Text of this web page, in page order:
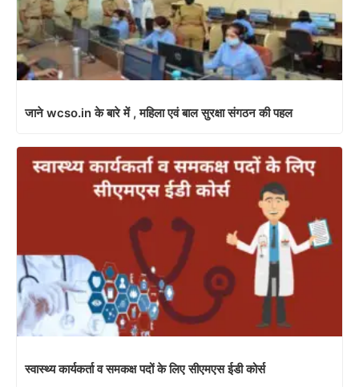
जाने wcso.in के बारे में , महिला एवं बाल सुरक्षा संगठन की पहल
स्वास्थ्य कार्यकर्ता व समकक्ष पदों के लिए सीएमएस ईडी कोर्स